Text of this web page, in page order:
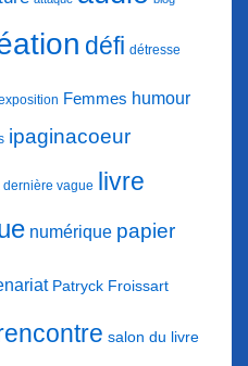
défi détresse
Femmes humour
ipaginacoeur
dernière vague livre
numérique papier
Patryck Froissart
salon du livre